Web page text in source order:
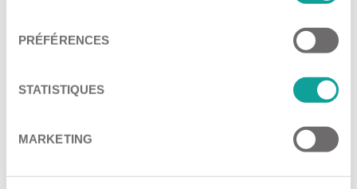
PRÉFÉRENCES
STATISTIQUES
MARKETING
Fermer l’étendue de livraison
Vous trouverez tout ce dont vous avez besoin dans notre
catalogue en ligne. En plus de tous les systèmes de freinage
regroupés par constructeurs automobiles, vous pouvez
également commander des kits de montage et des pièces de